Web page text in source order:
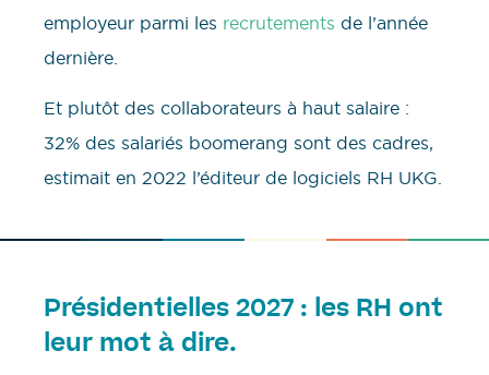
employeur parmi les recrutements de l’année
dernière.
Et plutôt des collaborateurs à haut salaire :
32% des salariés boomerang sont des cadres,
estimait en 2022 l’éditeur de logiciels RH UKG.
Présidentielles 2027 : les RH ont
leur mot à dire.